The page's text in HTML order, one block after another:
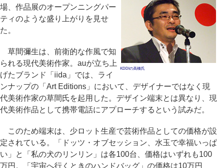
KDDIの高橋氏
場、作品展のオープンニングパー
ティのような盛り上がりを見せ
た。
草間彌生は、前衛的な作風で知
られる現代美術作家。auが立ち上
げたブランド「iida」では、ライ
ンナップの「Art Editions」において、デザイナーではなく現
代美術作家の草間氏を起用した。デザイン端末とは異なり、現
代美術作品として携帯電話にアプローチするという試みだ。
このため端末は、少ロット生産で芸術作品としての価格が設
定されている。「ドッツ・オブセッション、水玉で幸福いっぱ
い」と「私の犬のリンリン」は各100台、価格はいずれも100
万円。「宇宙へ行くときのハンドバッグ」の価格は10万円